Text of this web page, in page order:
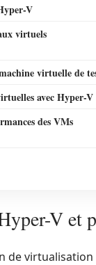
V
virtuels
virtuelle de
avec Hyper-V
des VMs
V et
de